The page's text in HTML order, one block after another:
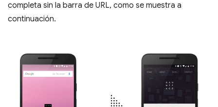
completa sin la barra de URL, como se muestra a
continuación.